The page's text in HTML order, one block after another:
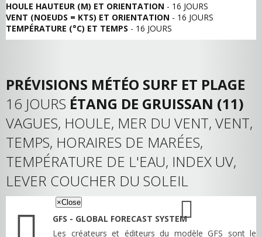
HOULE HAUTEUR (M) ET ORIENTATION - 16 JOURS
VENT (NOEUDS = KTS) ET ORIENTATION - 16 JOURS
TEMPÉRATURE (°C) ET TEMPS - 16 JOURS
PRÉVISIONS MÉTÉO SURF ET PLAGE
16 JOURS ÉTANG DE GRUISSAN (11)
VAGUES, HOULE, MER DU VENT, VENT,
TEMPS, HORAIRES DE MARÉES,
TEMPÉRATURE DE L'EAU, INDEX UV,
LEVER COUCHER DU SOLEIL
×Close
GFS - GLOBAL FORECAST SYSTEM
Les créateurs et éditeurs du modèle GFS sont le